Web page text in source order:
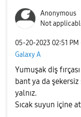
Anonymous
Not
‎05-20-2023 02:51 PM
Galaxy A
Yumuşak diş
bant ya da şekersiz
yalnız.
Sıcak suyun içine